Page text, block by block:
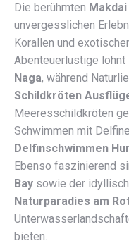
Die berühmten
unvergesslichen
Korallen und
Abenteuerlustige lohnt
Naga, während
Schildkröten
Meeresschildkröten
Schwimmen mit
Delfinschwimmen
Ebenso faszinierend
Bay sowie der
Naturparadies am
bieten.